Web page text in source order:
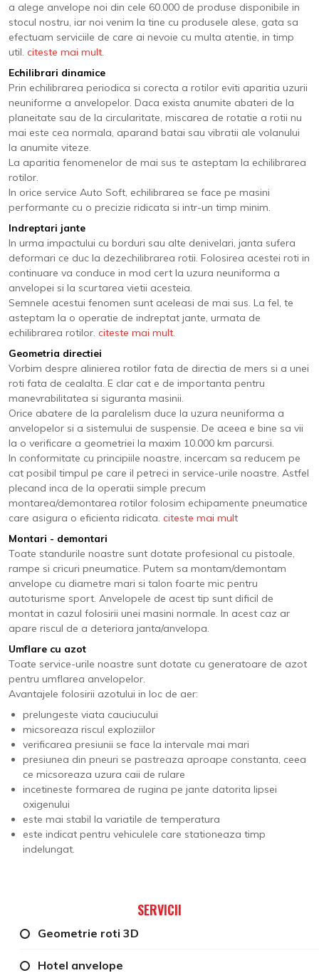
a alege anvelope noi din cele 60.000 de produse disponibile in
stocul nostru, iar noi venim la tine cu produsele alese, gata sa
efectuam serviciile de care ai nevoie cu multa atentie, in timp
util.citeste mai mult.
Echilibrari dinamice
Prin echilibrarea periodica si corecta a rotilor eviti aparitia uzurii
neuniforme a anvelopelor. Daca exista anumite abateri de la
planeitate sau de la circularitate, miscarea de rotatie a rotii nu
mai este cea normala, aparand batai sau vibratii ale volanului
la anumite viteze.
La aparitia fenomenelor de mai sus te asteptam la echilibrarea
rotilor.
In orice service Auto Soft, echilibrarea se face pe masini
performante cu o precizie ridicata si intr-un timp minim.
Indreptari jante
In urma impactului cu borduri sau alte denivelari, janta sufera
deformari ce duc la dezechilibrarea rotii. Folosirea acestei roti in
continuare va conduce in mod cert la uzura neuniforma a
anvelopei si la scurtarea vietii acesteia.
Semnele acestui fenomen sunt aceleasi de mai sus. La fel, te
asteptam la o operatie de indreptat jante, urmata de
echilibrarea rotilor.citeste mai mult.
Geometria directiei
Vorbim despre alinierea rotilor fata de directia de mers si a unei
roti fata de cealalta. E clar cat e de importanta pentru
manevrabilitatea si siguranta masinii.
Orice abatere de la paralelism duce la uzura neuniforma a
anvelopelor si a sistemului de suspensie. De aceea e bine sa vii
la o verificare a geometriei la maxim 10.000 km parcursi.
In conformitate cu principiile noastre, incercam sa reducem pe
cat posibil timpul pe care il petreci in service-urile noastre. Astfel
plecand inca de la operatii simple precum
montarea/demontarea rotilor folosim echipamente pneumatice
care asigura o eficienta ridicata.citeste mai mult
Montari - demontari
Toate standurile noastre sunt dotate profesional cu pistoale,
rampe si cricuri pneumatice. Putem sa montam/demontam
anvelope cu diametre mari si talon foarte mic pentru
autoturisme sport. Anvelopele de acest tip sunt dificil de
montat in cazul folosirii unei masini normale. In acest caz ar
apare riscul de a deteriora janta/anvelopa.
Umflare cu azot
Toate service-urile noastre sunt dotate cu generatoare de azot
pentru umflarea anvelopelor.
Avantajele folosirii azotului in loc de aer:
prelungeste viata cauciucului
micsoreaza riscul exploziilor
verificarea presiunii se face la intervale mai mari
presiunea din pneuri se pastreaza aproape constanta, ceea
ce micsoreaza uzura caii de rulare
incetineste formarea de rugina pe jante datorita lipsei
oxigenului
este mai stabil la variatile de temperatura
este indicat pentru vehiculele care stationeaza timp
indelungat.
SERVICII
Geometrie roti 3D
Hotel anvelope